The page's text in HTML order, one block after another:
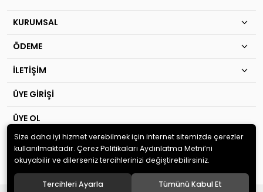
KURUMSAL
ÖDEME
İLETİŞİM
ÜYE GİRİŞİ
ÜYE OL
© 2020 TIP KİM SAN Ltd.Şti . Tüm hakları saklıdır.
Size daha iyi hizmet verebilmek için internet sitemizde çerezler
kullanılmaktadır. Çerez Politikaları Aydınlatma Metni’ni
okuyabilir ve dilerseniz tercihlerinizi değiştirebilirsiniz.
Tercihleri Ayarla Tümünü Kabul Et